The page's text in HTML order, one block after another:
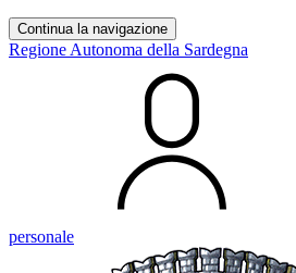
Continua la navigazione
Regione Autonoma della Sardegna
personale